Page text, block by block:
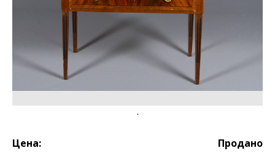
Цена:
Продано